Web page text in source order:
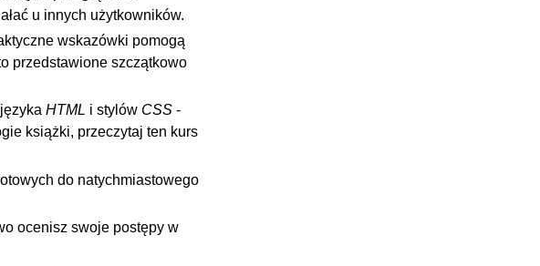
u innych użytkowników.
wskazówki pomogą
przedstawione szczątkowo
HTML i stylów CSS -
książki, przeczytaj ten kurs
do natychmiastowego
ocenisz swoje postępy w